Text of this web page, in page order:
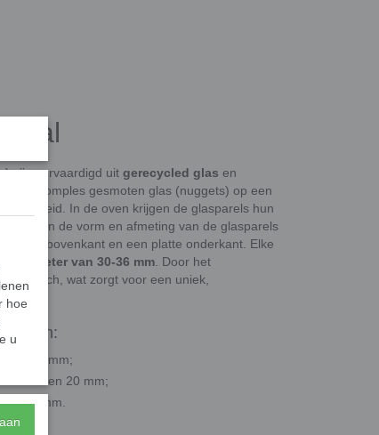
zijn vervaardigd uit gerecycled glas en
door klomples gesmoten glas (nuggets) op een
geleid. In de oven krijgen de glasparels hun
kunnen de vorm en afmeting van de glasparels
bolle bovenkant en een platte onderkant. Elke
diameter van 30-36 mm . Door het
batch, wat zorgt voor een uniek,
en 13 mm;
16 en 20 mm;
36 mm.
hoe
u